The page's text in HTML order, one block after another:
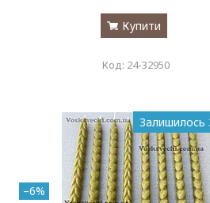
Купити
24-32950
–6%
Залишилось